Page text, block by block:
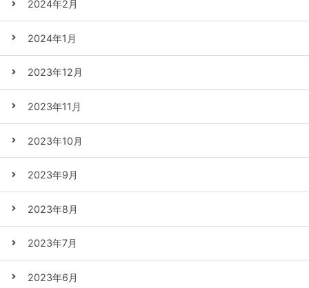
2024年2月
2024年1月
2023年12月
2023年11月
2023年10月
2023年9月
2023年8月
2023年7月
2023年6月